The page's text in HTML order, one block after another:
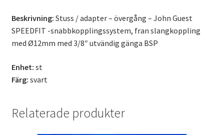
Beskrivning: Stuss / adapter – övergång – John Guest
SPEEDFIT -snabbkopplingssystem, fran slangkoppling
med Ø12mm med 3/8″ utvändig gänga BSP
Enhet: st
Färg: svart
Relaterade produkter